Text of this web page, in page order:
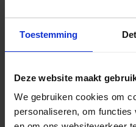
Toestemming
Deze website maakt
We gebruiken cookies om
personaliseren, om
De Edda L LED railspots
aluminium 30° reflector.
adapter waardoor de
komt. De Edda 3-fase
in winkels en